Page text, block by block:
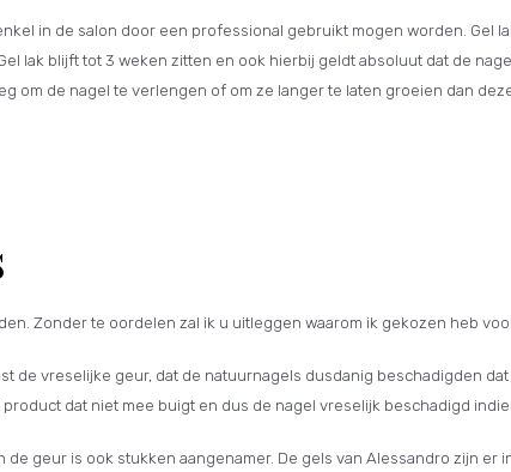
in de salon door een professional gebruikt mogen worden.
lak blijft tot 3 weken zitten en ook hierbij geldt absoluut dat de
om de nagel te verlengen of om ze langer te laten groeien dan
Zonder te oordelen zal ik u uitleggen waarom ik gekozen heb
de vreselijke geur, dat de natuurnagels dusdanig beschadigden
product dat niet mee buigt en dus de nagel vreselijk beschadigd
de geur is ook stukken aangenamer. De gels van Alessandro zijn